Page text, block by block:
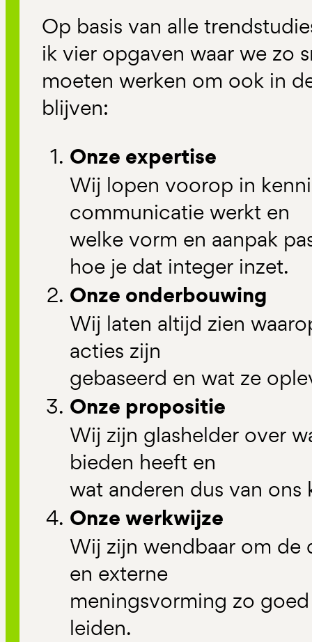
Op basis van alle
ik vier opgaven waar we zo
moeten werken om ook in
blijven:
Onze expertise
Wij lopen voorop in
communicatie werkt en
welke vorm en aanpak
hoe je dat integer inzet.
Onze onderbouwing
Wij laten altijd zien
acties zijn
gebaseerd en wat ze
Onze propositie
Wij zijn glashelder over
bieden heeft en
wat anderen dus van
Onze werkwijze
Wij zijn wendbaar om de
en externe
meningsvorming zo
leiden.